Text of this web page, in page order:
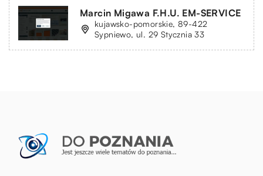
Marcin Migawa F.H.U. EM-SERVICE
kujawsko-pomorskie, 89-422
Sypniewo, ul. 29 Stycznia 33